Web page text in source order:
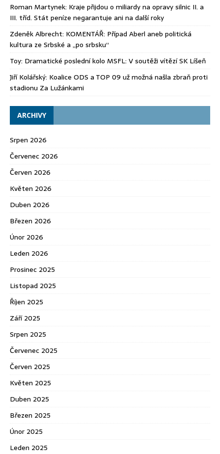
Roman Martynek: Kraje přijdou o miliardy na opravy silnic II. a
III. tříd. Stát peníze negarantuje ani na další roky
Zdeněk Albrecht: KOMENTÁŘ: Případ Aberl aneb politická
kultura ze Srbské a „po srbsku“
Toy: Dramatické poslední kolo MSFL: V soutěži vítězí SK Líšeň
Jiří Kolářský: Koalice ODS a TOP 09 už možná našla zbraň proti
stadionu Za Lužánkami
ARCHIVY
Srpen 2026
Červenec 2026
Červen 2026
Květen 2026
Duben 2026
Březen 2026
Únor 2026
Leden 2026
Prosinec 2025
Listopad 2025
Říjen 2025
Září 2025
Srpen 2025
Červenec 2025
Červen 2025
Květen 2025
Duben 2025
Březen 2025
Únor 2025
Leden 2025